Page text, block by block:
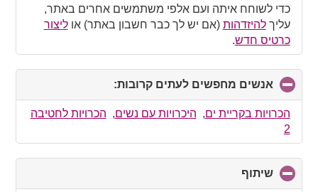
כדי לשוחח איתה ועם אלפי משתמשים אחרים באתר,
עליךלהיזדהות (אם יש לך כבר חשבון באתר) אוליצור
כרטיס חדש.
אנשים מחפשים לעתים קרובות:
to
collapse
הכרויות בקריית ים, היכרויות עם נשים, הכרויות לחטיבה
2
שיתוף
to